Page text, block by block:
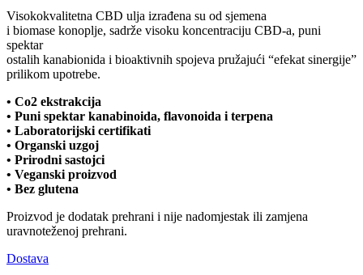
Visokokvalitetna CBD ulja izrađena su od sjemena
i biomase konoplje, sadrže visoku koncentraciju CBD-a, puni
spektar
ostalih kanabionida i bioaktivnih spojeva pružajući “efekat sinergije”
prilikom upotrebe.
• Co2 ekstrakcija
• Puni spektar kanabinoida, flavonoida i terpena
• Laboratorijski certifikati
• Organski uzgoj
• Prirodni sastojci
• Veganski proizvod
• Bez glutena
Proizvod je dodatak prehrani i nije nadomjestak ili zamjena
uravnoteženoj prehrani.
Dostava